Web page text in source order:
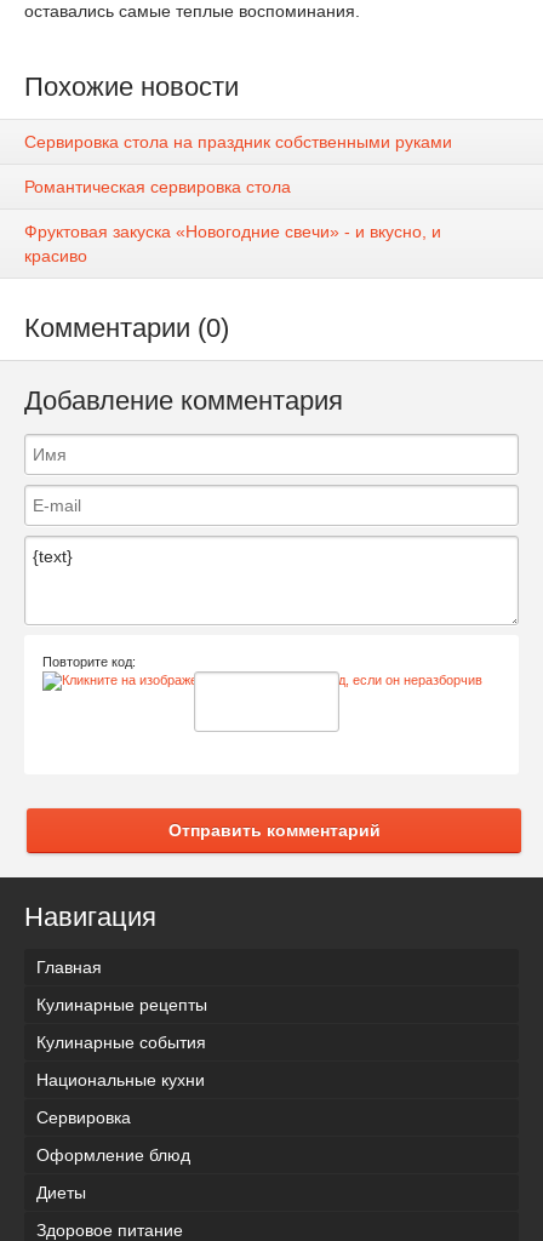
оставались самые теплые воспоминания.
Похожие новости
Сервировка стола на праздник собственными руками
Романтическая сервировка стола
Фруктовая закуска «Новогодние свечи» - и вкусно, и
красиво
Комментарии (0)
Добавление комментария
Повторите код:
Отправить комментарий
Навигация
Главная
Кулинарные рецепты
Кулинарные события
Национальные кухни
Сервировка
Оформление блюд
Диеты
Здоровое питание